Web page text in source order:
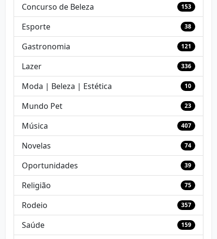
Concurso de Beleza 153
Esporte 38
Gastronomia 121
Lazer 336
Moda | Beleza | Estética 10
Mundo Pet 23
Música 407
Novelas 74
Oportunidades 39
Religião 75
Rodeio 357
Saúde 159